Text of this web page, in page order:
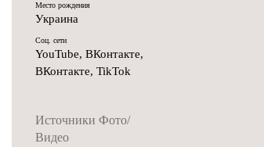
Место рождения
Украина
Соц. сети
YouTube, ВКонтакте,
ВКонтакте, TikTok
Источники Фото/
Видео